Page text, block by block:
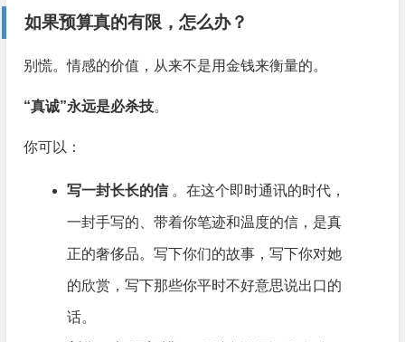
如果预算真的有限，怎么办？
别慌。情感的价值，从来不是用金钱来衡量的。
“真诚”永远是必杀技。
你可以：
写一封长长的信 。在这个即时通讯的时代，
一封手写的、带着你笔迹和温度的信，是真
正的奢侈品。写下你们的故事，写下你对她
的欣赏，写下那些你平时不好意思说出口的
话。